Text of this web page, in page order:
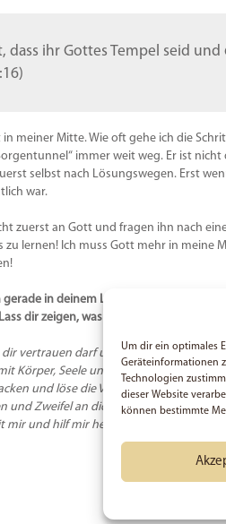
Um dir ein optimales
Geräteinformationen
Technologien
dieser Website
können bestimmte
dass ihr Gottes Tempel seid und
in meiner Mitte. Wie oft gehe ich die
immer weit weg. Er ist
selbst nach Lösungswegen. Erst
war.
zuerst an Gott und fragen ihn nach
lernen! Ich muss Gott mehr in meine
in deinem Leben? Möchtest du
dir zeigen, was hinter deinen
dir vertrauen darf und du es gut mit mir
Körper, Seele und Geist geschaffen hast.
und löse die Verspannungen in
und Zweifel an dich abzugeben und
mir und hilf mir herauszufinden, was ich